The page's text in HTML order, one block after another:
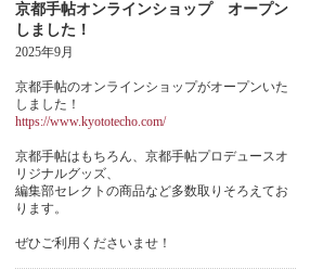
京都手帖オンラインショップ オープン
しました！
2025年9月
京都手帖のオンラインショップがオープンいた
しました！
https://www.kyototecho.com/
京都手帖はもちろん、京都手帖プロデュースオ
リジナルグッズ、
編集部セレクトの商品など多数取りそろえてお
ります。
ぜひご利用くださいませ！